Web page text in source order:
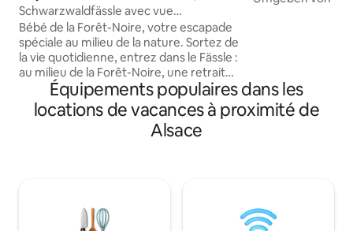
Schwarzwaldfässle avec vue
panoramique
Bébé de la Forêt-Noire, votre escapade
spéciale au milieu de la nature. Sortez de
la vie quotidienne, entrez dans le Fässle :
au milieu de la Forêt-Noire, une retraite
vous attend, qui allie calme, nature et
caractère unique. Profitez de
magnifiques levers et couchers de soleil,
écoutez le silence et faites le plein
Forêt-Noire de très près – dans le béret
de la Forêt-Noire.
schafft eine
und
Chalet bietet auf
Équipements populaires dans les
locations de vacances à proximité de
Alsace